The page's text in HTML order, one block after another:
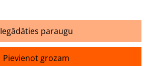
Iegādāties paraugu
Pievienot grozam